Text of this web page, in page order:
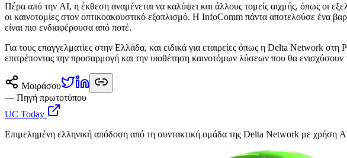
Πέρα από την AI, η έκθεση αναμένεται να καλύψει και άλλους τομείς αιχμής, όπως οι
οι καινοτομίες στον οπτικοακουστικό εξοπλισμό. Η InfoComm πάντα αποτελούσε ένα
είναι πιο ενδιαφέρουσα από ποτέ.
Για τους επαγγελματίες στην Ελλάδα, και ειδικά για εταιρείες όπως η Delta Network
επιτρέποντας την προσαρμογή και την υιοθέτηση καινοτόμων λύσεων που θα ενισχύσουν
Μοιράσου
— Πηγή πρωτοτύπου
UC Today
Επιμελημένη ελληνική απόδοση από τη συντακτική ομάδα της Delta Network με χρήση